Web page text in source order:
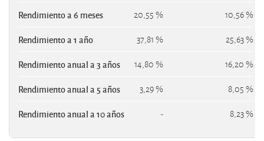
Rendimiento a 6 meses 20,55 % 10,56 %
Rendimiento a 1 año 37,81 % 25,63 %
Rendimiento anual a 3 años 14,80 % 16,20 %
Rendimiento anual a 5 años 3,29 % 8,05 %
Rendimiento anual a 10 años - 8,23 %